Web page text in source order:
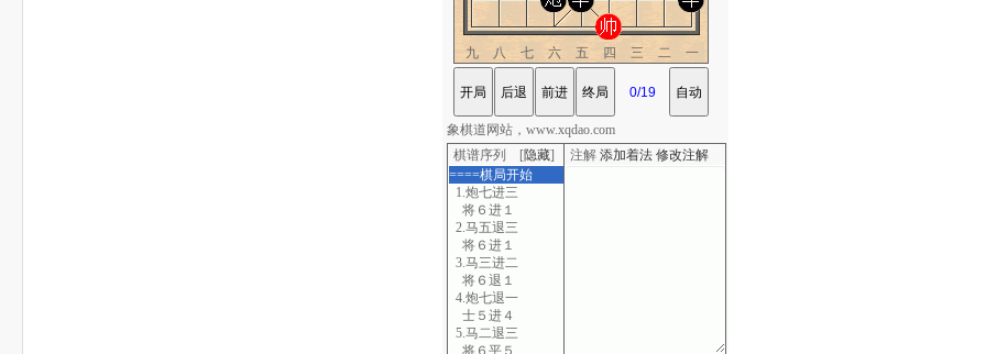
九八七六五四三二一
棋谱序列 [隐藏]
====棋局开始
1.炮七进三
将６进１
2.马五退三
将６进１
3.马三进二
将６退１
4.炮七退一
士５进４
5.马二退三
将６平５
注解 添加着法 修改注解
象棋道网站，www.xqdao.com